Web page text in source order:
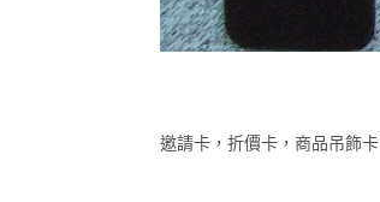
邀請卡，折價卡，商品吊飾卡